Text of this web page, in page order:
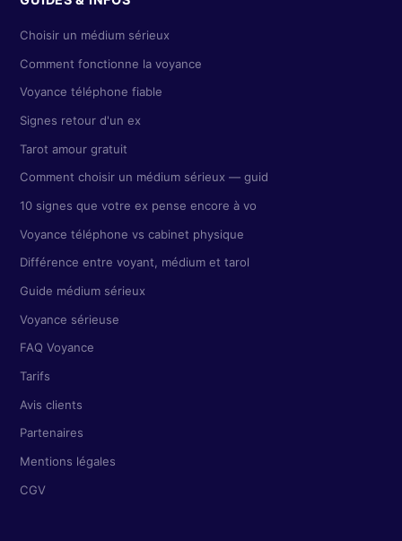
Choisir un médium sérieux
Comment fonctionne la voyance
Voyance téléphone fiable
Signes retour d'un ex
Tarot amour gratuit
Comment choisir un médium sérieux — guid
10 signes que votre ex pense encore à vo
Voyance téléphone vs cabinet physique
Différence entre voyant, médium et tarol
Guide médium sérieux
Voyance sérieuse
FAQ Voyance
Tarifs
Avis clients
Partenaires
Mentions légales
CGV